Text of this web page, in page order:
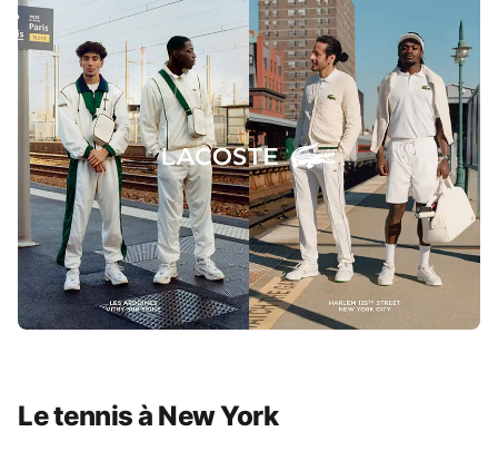
Le tennis à New York